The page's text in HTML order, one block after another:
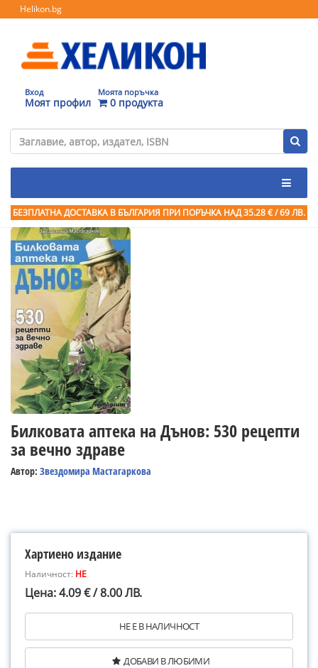
Helikon.bg
Вход
Моят профил
Моята поръчка
0 продукта
БЕЗПЛАТНА ДОСТАВКА В БЪЛГАРИЯ ПРИ ПОРЪЧКА НАД 35.28 € / 69 ЛВ.
Билковата аптека на Дънов: 530 рецепти
за вечно здраве
Автор: Звездомира Мастагаркова
Хартиено издание
Наличност: НЕ
Цена: 4.09 € / 8.00 ЛВ.
НЕ Е В НАЛИЧНОСТ
ДОБАВИ В ЛЮБИМИ